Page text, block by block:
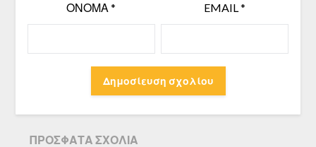
ΌΝΟΜΑ* EMAIL*
ΠΡΌΣΦΑΤΑ ΣΧΌΛΙΑ